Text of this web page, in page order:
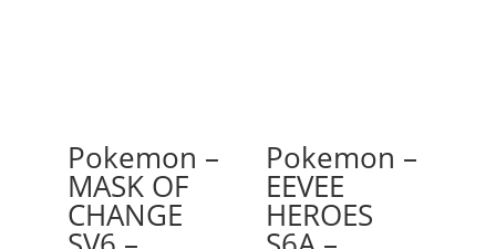
Pokemon –
MASK OF
CHANGE
Pokemon –
EEVEE
HEROES